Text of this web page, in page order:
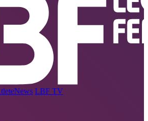
News LBF TV